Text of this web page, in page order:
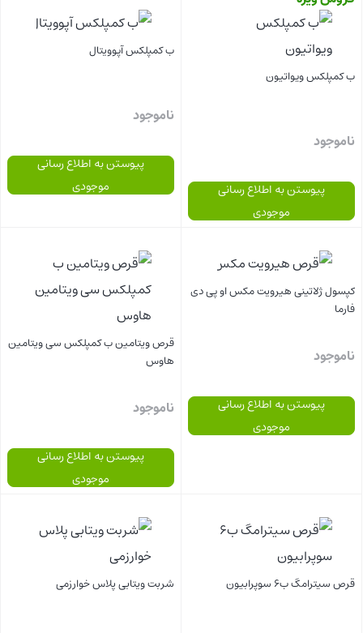
ب کمپلکس ویواتیون
ناموجود
پیوستن به اطلاع رسانی
موجودی
ب کمپلکس آپوویتال
ناموجود
پیوستن به اطلاع رسانی
موجودی
کپسول ژلاتینی هیرویت مکس او پی دی
فارما
ناموجود
پیوستن به اطلاع رسانی
موجودی
قرص ویتامین ب کمپلکس سی ویتامین
هاوس
ناموجود
پیوستن به اطلاع رسانی
موجودی
قرص سیترامگ ب۶ سوپرابیون شربت ویتابی پلاس خوارزمی